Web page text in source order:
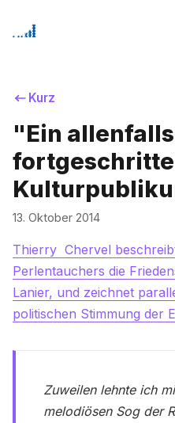
Home
Signup
Bitte geben Sie
Kurz
"Ein
13. Oktober 2014
Thierry Chervel
Perlentauchers die
Lanier, und zeichnet
politischen Stimmung der
Zuweilen lehnte ich
melodiösen Sog der